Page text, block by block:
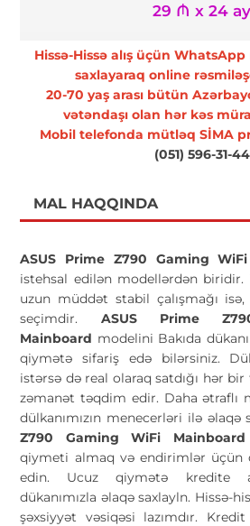
29 ₼ x 24 ay
Hissə-Hissə alış üçün
saxlayaraq online
20-70 yaş arası bütün
vətəndaşı olan hər kəs
Mobil telefonda mütləq SİMA
(051) 596-31-44
MAL HAQQINDA
ASUS Prime Z790 Gaming
istehsal edilən modellərdən biridir.
uzun müddət stabil çalışmağı
seçimdir. ASUS Prime
Mainboard modelini Bakıda
qiymətə sifariş edə bilərsiniz.
istərsə də real olaraq satdığı hər bir
zəmanət təqdim edir. Daha ətraflı
dülkanımızın menecerləri ilə əlaqə
Z790 Gaming WiFi Mainboard
qiymeti almaq və endirimlər üçün
edin. Ucuz qiymətə kredite
dükanımızla əlaqə saxlayln. Hissə-
şəxsiyyət vəsiqəsi lazımdır.